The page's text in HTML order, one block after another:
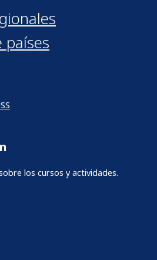
países
los cursos y actividades.